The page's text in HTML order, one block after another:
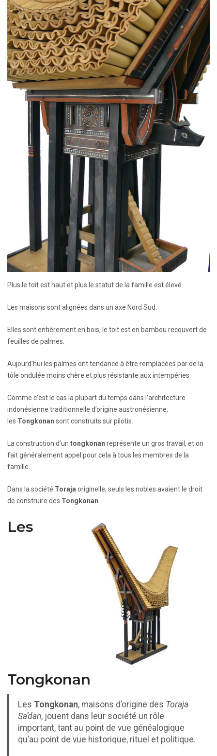
Plus le toit est haut et plus le statut de la famille est élevé.
Les maisons sont alignées dans un axe Nord Sud.
Elles sont entièrement en bois, le toit est en bambou recouvert de
feuilles de palmes.
Aujourd’hui les palmes ont tendance à être remplacées par de la
tôle ondulée moins chère et plus résistante aux intempéries.
Comme c’est le cas la plupart du temps dans l’architecture
indonésienne traditionnelle d’origine austronésienne,
les Tongkonan sont construits sur pilotis.
La construction d’un tongkonan représente un gros travail, et on
fait généralement appel pour cela à tous les membres de la
famille.
Dans la société Toraja originelle, seuls les nobles avaient le droit
de construire des Tongkonan
Les
Tongkonan
Les Tongkonan, maisons d’origine des Toraja
Sa’dan, jouent dans leur société un rôle
important, tant au point de vue généalogique
qu’au point de vue historique, rituel et politique.